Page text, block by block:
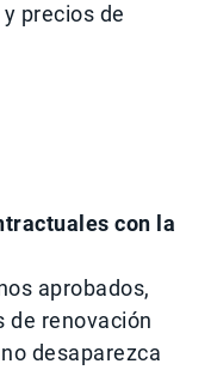
precios de
con la
aprobados,
de renovación
desaparezca